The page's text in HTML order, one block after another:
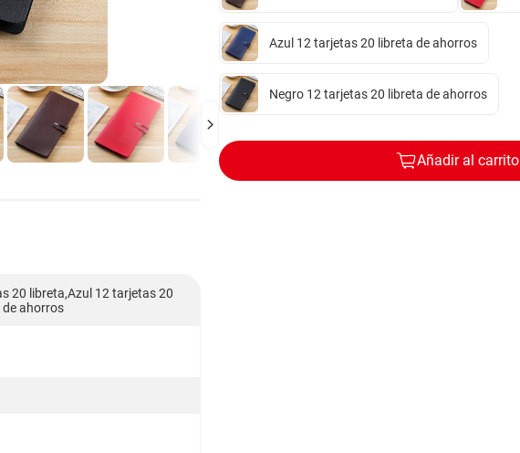
20 libreta,Azul 12 tarjetas 20
de ahorros
Azul 12 tarjetas 20 libreta de ahorros
Negro 12 tarjetas 20 libreta de ahorros
Añadir al carrito